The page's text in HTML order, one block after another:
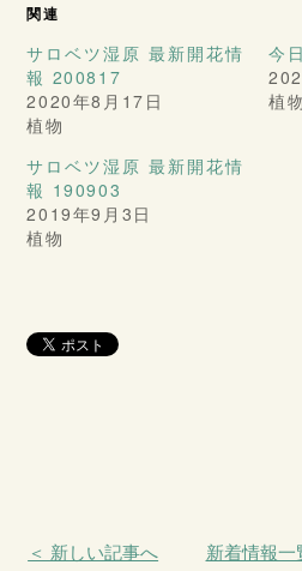
関連
サロベツ湿原 最新開花情
報 200817
2020年8月17日
植物
今
植物
サロベツ湿原 最新開花情
報 190903
2019年9月3日
植物
＜ 新しい記事へ 新着情報一